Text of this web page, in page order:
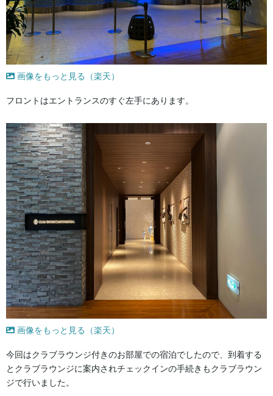
画像をもっと見る（楽天）
フロントはエントランスのすぐ左手にあります。
画像をもっと見る（楽天）
今回はクラブラウンジ付きのお部屋での宿泊でしたので、到着する
とクラブラウンジに案内されチェックインの手続きもクラブラウン
ジで行いました。